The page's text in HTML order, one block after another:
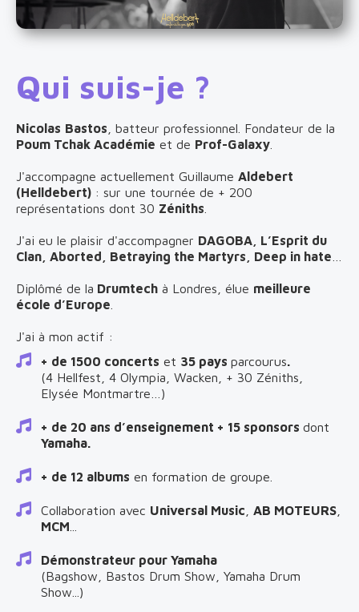
Qui suis-je ?
Nicolas Bastos , batteur professionnel. Fondateur de la
Poum Tchak Académie et de Prof-Galaxy
J'accompagne actuellement Guillaume Aldebert
(Helldebert) : sur une tournée de + 200
représentations dont 30 Zéniths
J'ai eu le plaisir d'accompagner DAGOBA, L’Esprit du
Clan, Aborted, Betraying the Martyrs, Deep in hate
Diplômé de la Drumtech à Londres, élue meilleure
école d’Europe
J'ai à mon actif :
+ de 1500 concerts et 35 pays parcourus.
(4 Hellfest, 4 Olympia, Wacken, + 30 Zéniths,
Elysée Montmartre…)
+ de 20 ans d’enseignement + 15 sponsors dont
Yamaha.
+ de 12 albums en formation de groupe.
Collaboration avec Universal Music AB MOTEURS
MCM
Démonstrateur pour Yamaha
(Bagshow, Bastos Drum Show, Yamaha Drum
Show...)